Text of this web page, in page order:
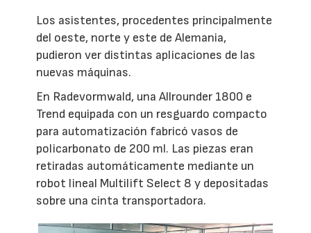
Los asistentes, procedentes principalmente
del oeste, norte y este de Alemania,
pudieron ver distintas aplicaciones de las
nuevas máquinas.
En Radevormwald, una Allrounder 1800 e
Trend equipada con un resguardo compacto
para automatización fabricó vasos de
policarbonato de 200 ml. Las piezas eran
retiradas automáticamente mediante un
robot lineal Multilift Select 8 y depositadas
sobre una cinta transportadora.